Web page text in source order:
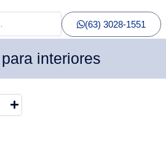
(63) 3028-1551
interiores